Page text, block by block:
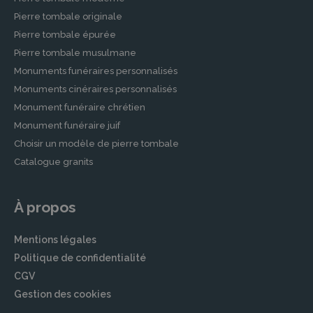
Afin de soulager vos proches d’une charge
financière et organisationnelle future, nos
partenaires vous proposent des contrats de
prévoyance obsèques. Ces contrats vous
permettent de planifier vos funérailles à
l’avance, en détaillant vos souhaits pour
garantir le respect de vos dernières volontés.
Démarches après un Décès à
VALDAHON
agences partenaires à VALDAHON vous
accompagnent pour chaque étape, vous
offrant ainsi un soutien précieux.
Accompagnement dans les Démarches
Administratives
Pierre tombale originale
Pierre tombale épurée
Pierre tombale musulmane
Monuments funéraires personnalisés
Monuments cinéraires personnalisés
Monument funéraire chrétien
Monument funéraire juif
Choisir un modèle de pierre tombale
Catalogue granits
À propos
Mentions légales
Politique de confidentialité
CGV
Gestion des cookies